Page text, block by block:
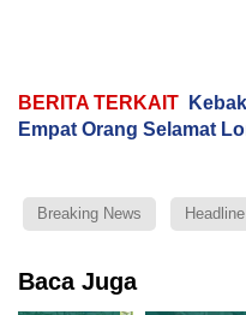
BERITA TERKAIT
Empat Orang Selamat
Breaking News Headline
Baca Juga